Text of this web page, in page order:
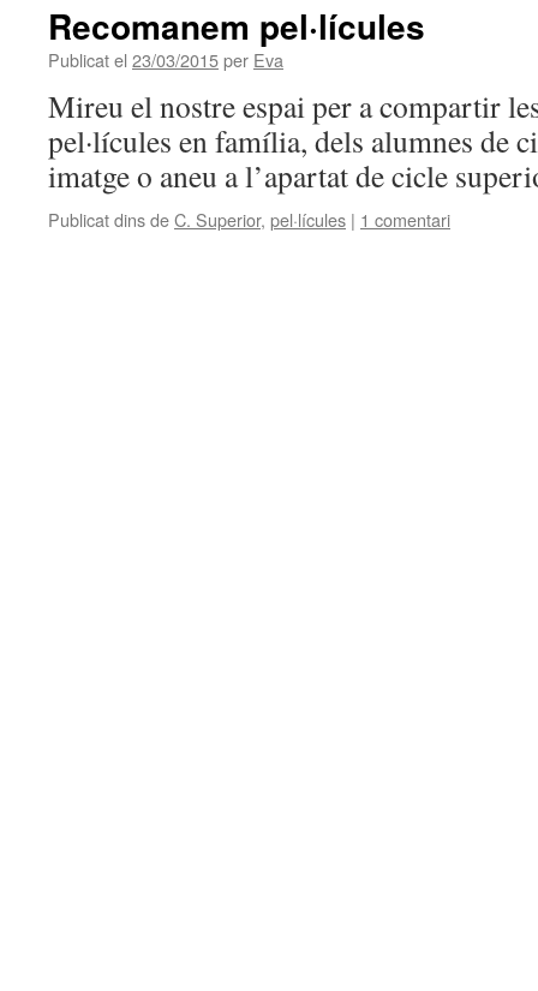
Recomanem pel·lícules
Publicat el 23/03/2015per Eva
Mireu el nostre espai per a compartir
pel·lícules en família, dels alumnes de
imatge o aneu a l’apartat de cicle
Publicat dins deC. Superior, pel·lícules | 1 comentari